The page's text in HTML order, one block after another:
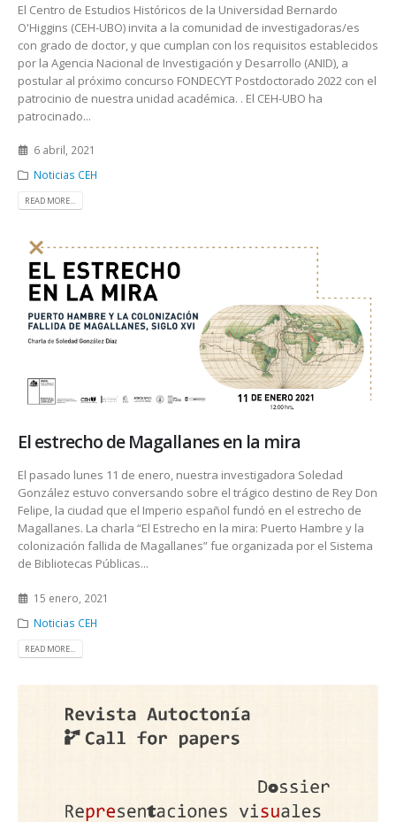
El Centro de Estudios Históricos de la Universidad Bernardo
O'Higgins (CEH-UBO) invita a la comunidad de investigadoras/es
con grado de doctor, y que cumplan con los requisitos establecidos
por la Agencia Nacional de Investigación y Desarrollo (ANID), a
postular al próximo concurso FONDECYT Postdoctorado 2022 con el
patrocinio de nuestra unidad académica. . El CEH-UBO ha
patrocinado...
6 abril, 2021
Noticias CEH
READ MORE...
El estrecho de Magallanes en la mira
El pasado lunes 11 de enero, nuestra investigadora Soledad
González estuvo conversando sobre el trágico destino de Rey Don
Felipe, la ciudad que el Imperio español fundó en el estrecho de
Magallanes. La charla “El Estrecho en la mira: Puerto Hambre y la
colonización fallida de Magallanes” fue organizada por el Sistema
de Bibliotecas Públicas...
15 enero, 2021
Noticias CEH
READ MORE...